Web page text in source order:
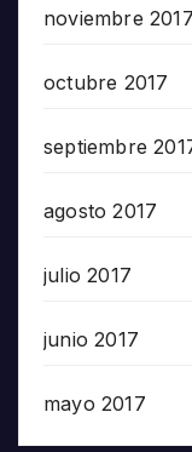
noviembre 2017
octubre 2017
septiembre
agosto 2017
julio 2017
junio 2017
mayo 2017